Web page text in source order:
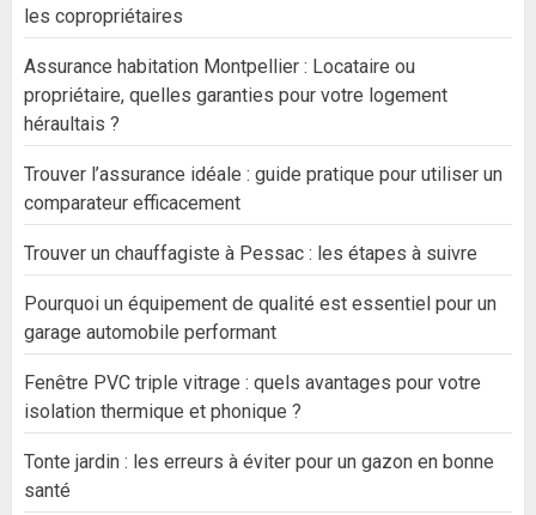
les copropriétaires
Assurance habitation Montpellier : Locataire ou
propriétaire, quelles garanties pour votre logement
héraultais ?
Trouver l’assurance idéale : guide pratique pour utiliser un
comparateur efficacement
Trouver un chauffagiste à Pessac : les étapes à suivre
Pourquoi un équipement de qualité est essentiel pour un
garage automobile performant
Fenêtre PVC triple vitrage : quels avantages pour votre
isolation thermique et phonique ?
Tonte jardin : les erreurs à éviter pour un gazon en bonne
santé